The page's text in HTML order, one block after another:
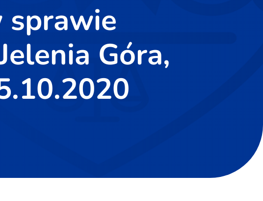
sprawie
Góra,